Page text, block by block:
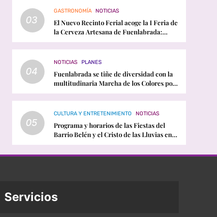
03
GASTRONOMÍA NOTICIAS
El Nuevo Recinto Ferial acoge la I Feria de
la Cerveza Artesana de Fuenlabrada:
horarios, conciertos y programación
04
NOTICIAS PLANES
Fuenlabrada se tiñe de diversidad con la
multitudinaria Marcha de los Colores por
el Orgullo LGTBI
05
CULTURA Y ENTRETENIMIENTO NOTICIAS
Programa y horarios de las Fiestas del
Barrio Belén y el Cristo de las Lluvias en
Fuenlabrada
Servicios